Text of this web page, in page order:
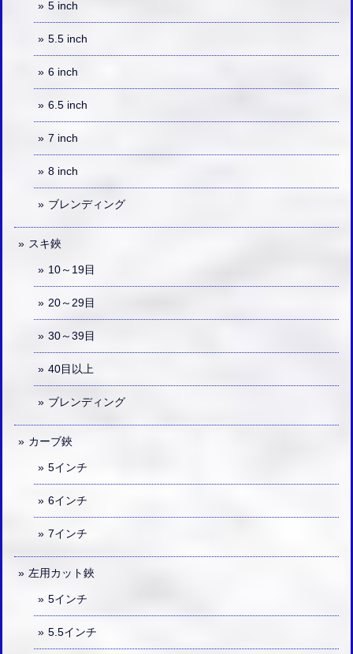
5 inch
5.5 inch
6 inch
6.5 inch
7 inch
8 inch
ブレンディング
スキ鋏
10～19目
20～29目
30～39目
40目以上
ブレンディング
カーブ鋏
5インチ
6インチ
7インチ
左用カット鋏
5インチ
5.5インチ